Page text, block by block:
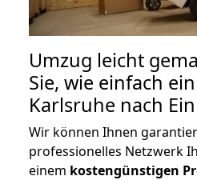
Umzug leicht
Sie, wie einfach
Karlsruhe nach
Wir können Ihnen
professionelles Netzwerk
einem kostengünstigen